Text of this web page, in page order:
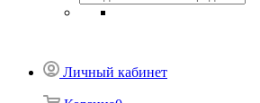
Личный кабинет